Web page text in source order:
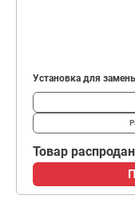
Установка для
Товар распродан